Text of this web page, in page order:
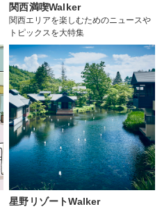
関西満喫Walker
関西エリアを楽しむためのニュースや
トピックスを大特集
星野リゾートWalker